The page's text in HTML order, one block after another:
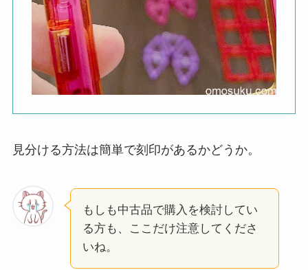
見分ける方法は簡単で刻印があるかどうか。
もしも中古品で購入を検討してい
る方も、ここだけ注意してくださ
いね。